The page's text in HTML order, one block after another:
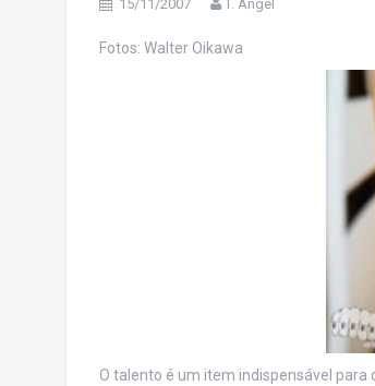
15/11/2007 T. Angel
Fotos: Walter Oikawa
O talento é um item indispensável para